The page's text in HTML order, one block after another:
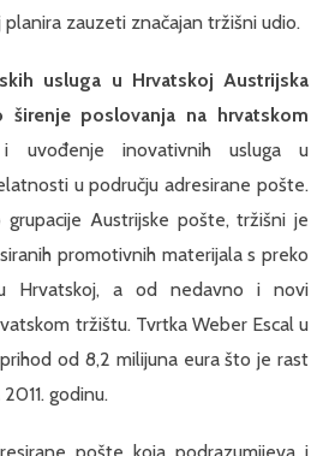
zauzeti značajan tržišni udio.
usluga u Hrvatskoj Austrijska
širenje poslovanja na hrvatskom
uvođenje inovativnih usluga u
u području adresirane pošte.
grupacije Austrijske pošte, tržišni je
promotivnih materijala s preko
Hrvatskoj, a od nedavno i novi
tržištu. Tvrtka Weber Escal u
od 8,2 milijuna eura što je rast
godinu.